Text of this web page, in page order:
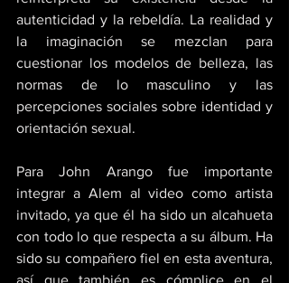
autenticidad y la rebeldía. La realidad y
la imaginación se mezclan para
cuestionar los modelos de belleza, las
normas de lo masculino y las
percepciones sociales sobre identidad y
orientación sexual.
Para John Arango fue importante
integrar a Alem al video como artista
invitado, ya que él ha sido un alcahueta
con todo lo que respecta a su álbum. Ha
sido su compañero fiel en esta aventura,